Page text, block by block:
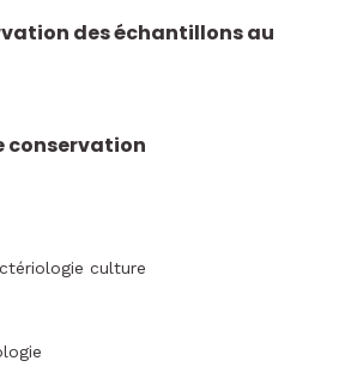
des échantillons au
conservation
culture